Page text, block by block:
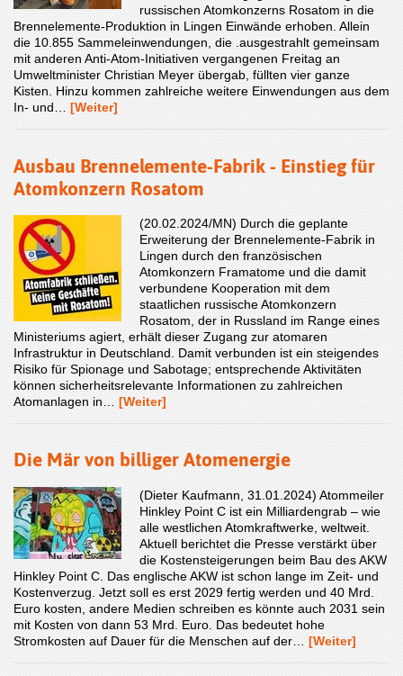
russischen Atomkonzerns Rosatom in die
Brennelemente-Produktion in Lingen Einwände erhoben. Allein
die 10.855 Sammeleinwendungen, die .ausgestrahlt gemeinsam
mit anderen Anti-Atom-Initiativen vergangenen Freitag an
Umweltminister Christian Meyer übergab, füllten vier ganze
Kisten. Hinzu kommen zahlreiche weitere Einwendungen aus dem
In- und… [Weiter]
Ausbau Brennelemente-Fabrik - Einstieg für
Atomkonzern Rosatom
(20.02.2024/MN) Durch die geplante
Erweiterung der Brennelemente-Fabrik in
Lingen durch den französischen
Atomkonzern Framatome und die damit
verbundene Kooperation mit dem
staatlichen russische Atomkonzern
Rosatom, der in Russland im Range eines
Ministeriums agiert, erhält dieser Zugang zur atomaren
Infrastruktur in Deutschland. Damit verbunden ist ein steigendes
Risiko für Spionage und Sabotage; entsprechende Aktivitäten
können sicherheitsrelevante Informationen zu zahlreichen
Atomanlagen in… [Weiter]
Die Mär von billiger Atomenergie
(Dieter Kaufmann, 31.01.2024) Atommeiler
Hinkley Point C ist ein Milliardengrab – wie
alle westlichen Atomkraftwerke, weltweit.
Aktuell berichtet die Presse verstärkt über
die Kostensteigerungen beim Bau des AKW
Hinkley Point C. Das englische AKW ist schon lange im Zeit- und
Kostenverzug. Jetzt soll es erst 2029 fertig werden und 40 Mrd.
Euro kosten, andere Medien schreiben es könnte auch 2031 sein
mit Kosten von dann 53 Mrd. Euro. Das bedeutet hohe
Stromkosten auf Dauer für die Menschen auf der… [Weiter]